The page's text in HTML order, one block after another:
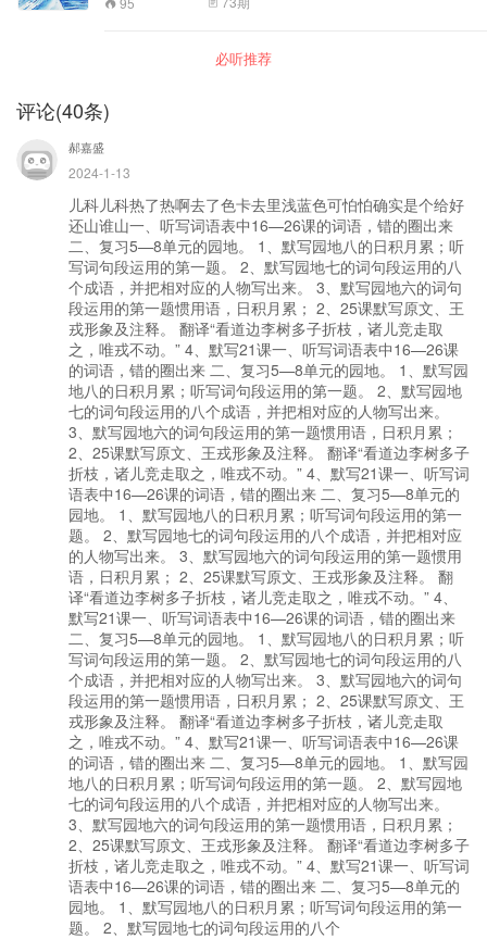
面，超过百分之七十的面积是海洋，海洋是地球
游记》是一套集知识与趣味于一身的海洋科普故
事，它详解了五大洋的面貌、构造以及丰富多彩
刻画，让孩子们对海洋产生兴趣，并在快乐中获
得正确的海洋知识。陪伴孩子，于欢声笑语间认
育意义的亲子乐事。 专辑亮点 1、多人广播剧，
孩子听的更轻松； 2、每集都涵盖丰富的海洋科
必听推荐
评论(40条)
郝嘉盛
2024-1-13
儿科儿科热了热啊去了色卡去里浅蓝色可怕怕确实是个给好
还山谁山一、听写词语表中16—26课的词语，错的圈出来
二、复习5—8单元的园地。 1、默写园地八的日积月累；听
写词句段运用的第一题。 2、默写园地七的词句段运用的八
个成语，并把相对应的人物写出来。 3、默写园地六的词句
段运用的第一题惯用语，日积月累； 2、25课默写原文、王
戎形象及注释。 翻译“看道边李树多子折枝，诸儿竞走取
之，唯戎不动。” 4、默写21课一、听写词语表中16—26课
的词语，错的圈出来 二、复习5—8单元的园地。 1、默写园
地八的日积月累；听写词句段运用的第一题。 2、默写园地
七的词句段运用的八个成语，并把相对应的人物写出来。
3、默写园地六的词句段运用的第一题惯用语，日积月累；
2、25课默写原文、王戎形象及注释。 翻译“看道边李树多子
折枝，诸儿竞走取之，唯戎不动。” 4、默写21课一、听写词
语表中16—26课的词语，错的圈出来 二、复习5—8单元的
园地。 1、默写园地八的日积月累；听写词句段运用的第一
题。 2、默写园地七的词句段运用的八个成语，并把相对应
的人物写出来。 3、默写园地六的词句段运用的第一题惯用
语，日积月累； 2、25课默写原文、王戎形象及注释。 翻
译“看道边李树多子折枝，诸儿竞走取之，唯戎不动。” 4、
默写21课一、听写词语表中16—26课的词语，错的圈出来
二、复习5—8单元的园地。 1、默写园地八的日积月累；听
写词句段运用的第一题。 2、默写园地七的词句段运用的八
个成语，并把相对应的人物写出来。 3、默写园地六的词句
段运用的第一题惯用语，日积月累； 2、25课默写原文、王
戎形象及注释。 翻译“看道边李树多子折枝，诸儿竞走取
之，唯戎不动。” 4、默写21课一、听写词语表中16—26课
的词语，错的圈出来 二、复习5—8单元的园地。 1、默写园
地八的日积月累；听写词句段运用的第一题。 2、默写园地
七的词句段运用的八个成语，并把相对应的人物写出来。
3、默写园地六的词句段运用的第一题惯用语，日积月累；
2、25课默写原文、王戎形象及注释。 翻译“看道边李树多子
折枝，诸儿竞走取之，唯戎不动。” 4、默写21课一、听写词
语表中16—26课的词语，错的圈出来 二、复习5—8单元的
园地。 1、默写园地八的日积月累；听写词句段运用的第一
题。 2、默写园地七的词句段运用的八个